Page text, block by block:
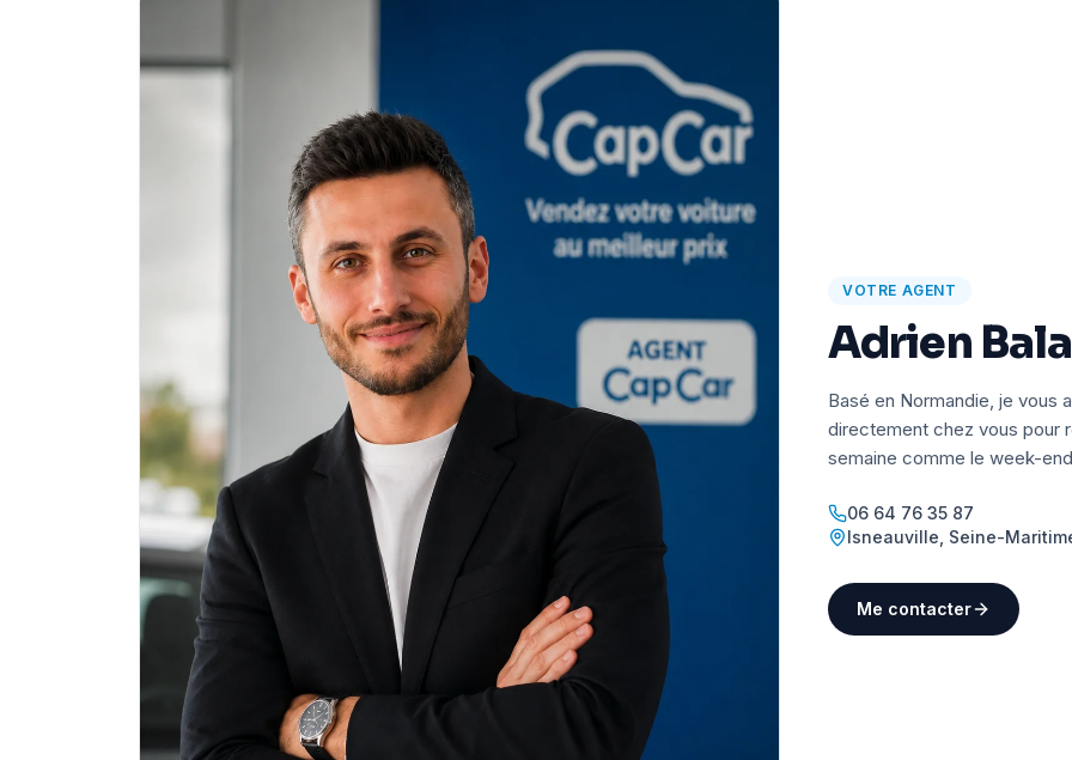
VOTRE AGENT
Adrien
Basé en Normandie, je vous
directement chez vous pour
semaine comme le week-
06 64 76 35 87
Isneauville Seine-
Me contacter